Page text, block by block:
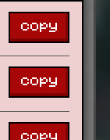
copy
copy
copy